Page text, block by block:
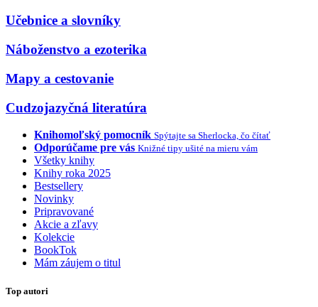
Učebnice a slovníky
Náboženstvo a ezoterika
Mapy a cestovanie
Cudzojazyčná literatúra
Knihomoľský pomocník Spýtajte sa Sherlocka, čo čítať
Odporúčame pre vás Knižné tipy ušité na mieru vám
Všetky knihy
Knihy roka 2025
Bestsellery
Novinky
Pripravované
Akcie a zľavy
Kolekcie
BookTok
Mám záujem o titul
Top autori